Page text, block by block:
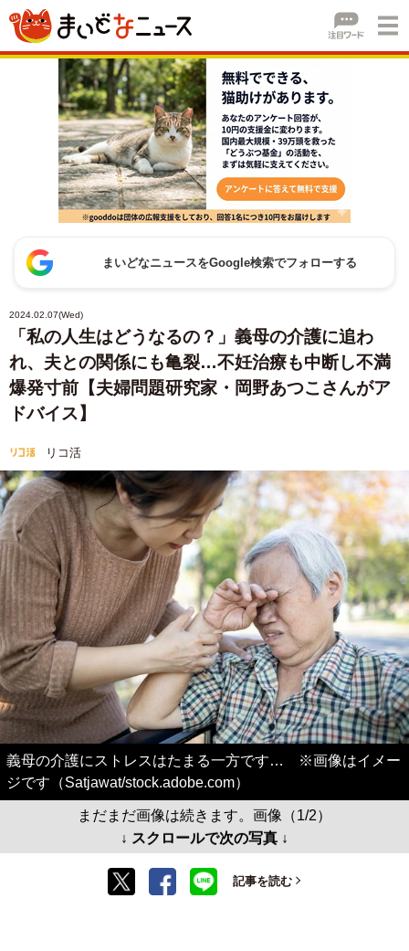
まいどなニュースをGoogle検索でフォローする
2024.02.07(Wed)
「私の人生はどうなるの？」義母の介護に追わ
れ、夫との関係にも亀裂…不妊治療も中断し不満
爆発寸前【夫婦問題研究家・岡野あつこさんがア
ドバイス】
リコ活
義母の介護にストレスはたまる一方です… ※画像はイメー
ジです（Satjawat/stock.adobe.com）
まだまだ画像は続きます。画像（1/2）
↓ スクロールで次の写真 ↓
記事を読む